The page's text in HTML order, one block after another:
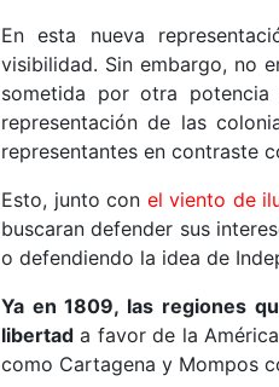
En esta nueva
visibilidad. Sin embargo, no
sometida por otra potencia
representación de las
representantes en contraste
Esto, junto con el viento de
buscaran defender sus
o defendiendo la idea de
Ya en 1809, las regiones
libertad a favor de la
como Cartagena y Mompos